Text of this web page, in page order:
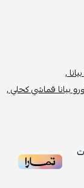
,
بيانا قماشي كحلي ,